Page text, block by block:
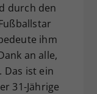
durch den
ihm
an alle,
Das ist ein
31-Jährige